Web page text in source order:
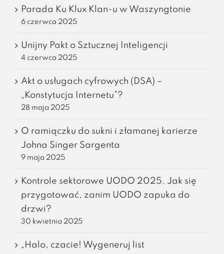
Parada Ku Klux Klan-u w Waszyngtonie
6 czerwca 2025
Unijny Pakt o Sztucznej Inteligencji
4 czerwca 2025
Akt o usługach cyfrowych (DSA) –
„Konstytucja Internetu”?
28 maja 2025
O ramiączku do sukni i złamanej karierze
Johna Singer Sargenta
9 maja 2025
Kontrole sektorowe UODO 2025. Jak się
przygotować, zanim UODO zapuka do
drzwi?
30 kwietnia 2025
„Halo, czacie! Wygeneruj list